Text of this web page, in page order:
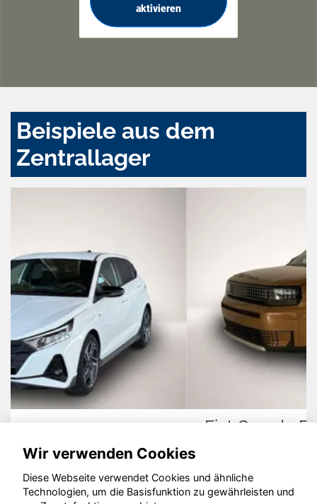
aktivieren
Beispiele aus dem
Zentrallager
Wir verwenden Cookies
Diese Webseite verwendet Cookies und ähnliche
Technologien, um die Basisfunktion zu gewährleisten und